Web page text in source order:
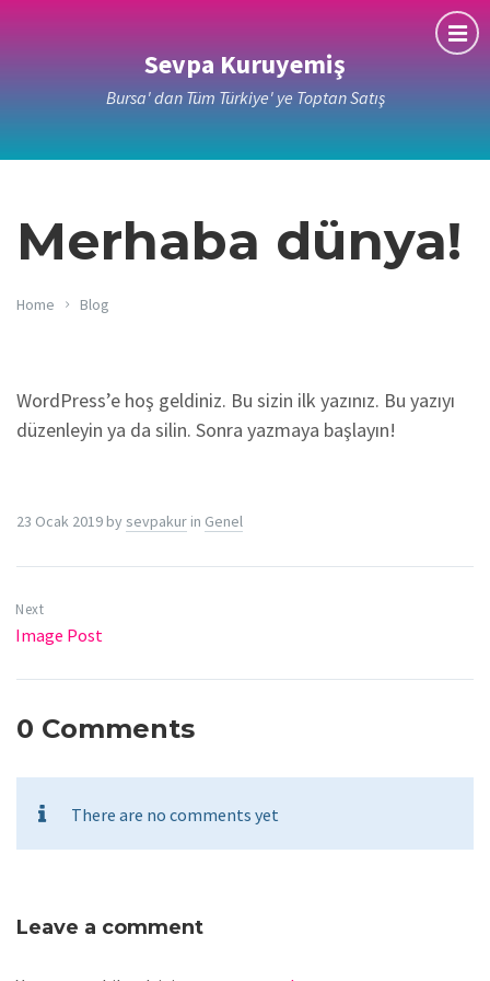
Sevpa Kuruyemiş
Bursa' dan Tüm Türkiye' ye Toptan Satış
Merhaba dünya!
Home Blog
WordPress’e hoş geldiniz. Bu sizin ilk yazınız. Bu yazıyı
düzenleyin ya da silin. Sonra yazmaya başlayın!
23 Ocak 2019 by sevpakur in Genel
Next
Image Post
0 Comments
There are no comments yet
Leave a comment